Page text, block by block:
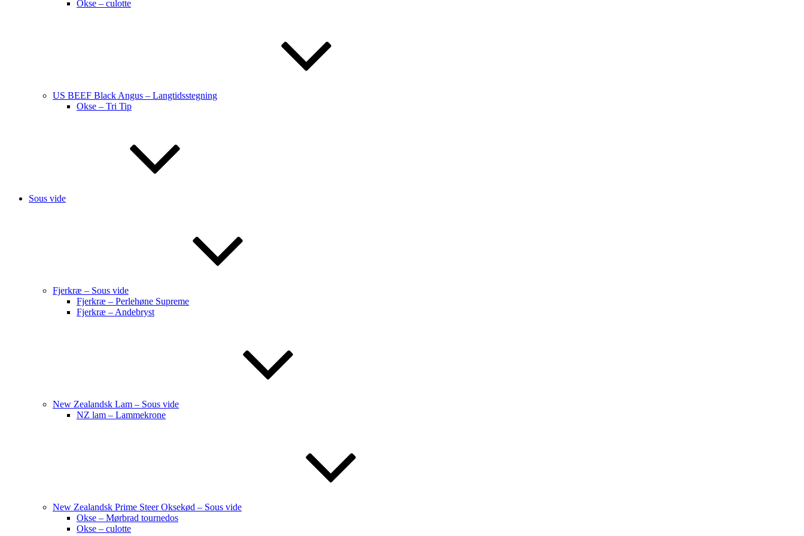
Okse – culotte
US BEEF Black Angus – Langtidsstegning
Okse – Tri Tip
Sous vide
Fjerkræ – Sous vide
Fjerkræ – Perlehøne Supreme
Fjerkræ – Andebryst
New Zealandsk Lam – Sous vide
NZ lam – Lammekrone
New Zealandsk Prime Steer Oksekød – Sous vide
Okse – Mørbrad tournedos
Okse – culotte